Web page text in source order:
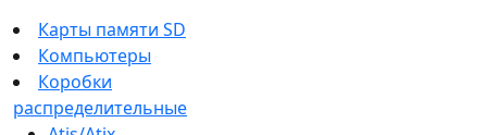
Карты памяти SD
Компьютеры
Коробки
распределительные